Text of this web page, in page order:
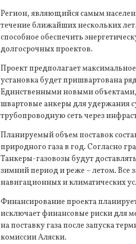
Регион, являющийся самым
течение ближайших нескольких
способное обеспечить
долгосрочных проектов.
Проект предполагает
установка будет пришвартована
Единственными новыми объектами,
швартовые анкеры для удержания
трубопроводную сеть через
Планируемый объем поставок
природного газа в год. Согласно
Танкеры-газовозы будут
зимний период и реже – летом. Все
навигационных и климатических
Финансирование проекта
исключает финансовые риски для
на поставку газа после запуска
комиссии Аляски.